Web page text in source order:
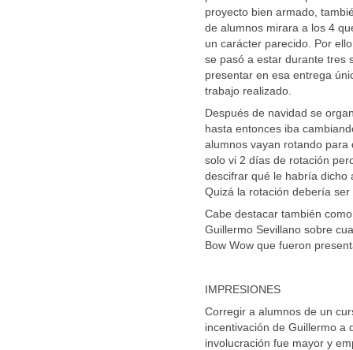
proyecto bien armado,
de alumnos mirara a los 4
un carácter parecido. Por
se pasó a estar durante tres
presentar en esa entrega
trabajo realizado.
Después de navidad se
hasta entonces iba
alumnos vayan rotando
solo vi 2 días de rotación
descifrar qué le habría dicho
Quizá la rotación debería
Cabe destacar también
Guillermo Sevillano sobre
Bow Wow que fueron
IMPRESIONES
Corregir a alumnos de un
incentivación de Guillermo a
involucración fue mayor y